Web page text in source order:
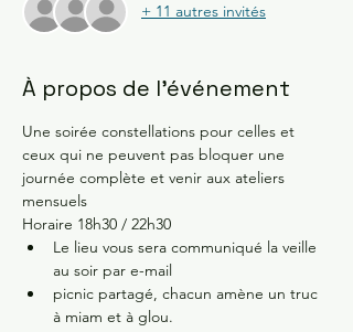
+ 11 autres invités
À propos de l'événement
Une soirée constellations pour celles et
ceux qui ne peuvent pas bloquer une
journée complète et venir aux ateliers
mensuels
Horaire 18h30 / 22h30
Le lieu vous sera communiqué la veille
au soir par e-mail
picnic partagé, chacun amène un truc
à miam et à glou.